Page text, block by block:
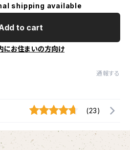
shipping available
to cart
にお住まいの方向け
通報する
(23)